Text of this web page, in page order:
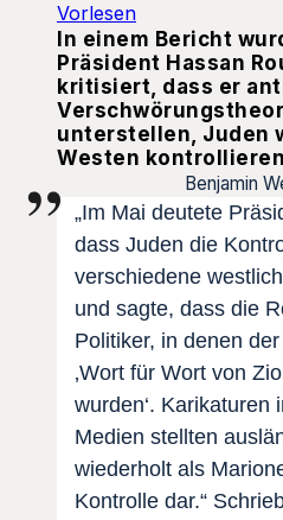
Vorlesen
In einem Bericht
Präsident Hassan
kritisiert, dass er
unterstellen, Juden
Westen
Benjamin
„Im Mai deutete
dass Juden die
verschiedene
und sagte, dass die
Politiker, in denen
‚Wort für Wort von
wurden‘. Karikaturen
Medien stellten
wiederholt als
Kontrolle dar.“